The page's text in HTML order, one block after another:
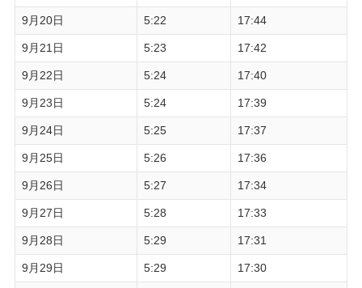
9月20日 5:22 17:44
9月21日 5:23 17:42
9月22日 5:24 17:40
9月23日 5:24 17:39
9月24日 5:25 17:37
9月25日 5:26 17:36
9月26日 5:27 17:34
9月27日 5:28 17:33
9月28日 5:29 17:31
9月29日 5:29 17:30